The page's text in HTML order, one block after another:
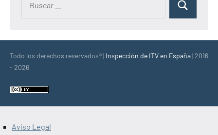
Buscar
Todo los derechos reservados® | Inspección de ITV en España| 2016
- 2026
Aviso Legal